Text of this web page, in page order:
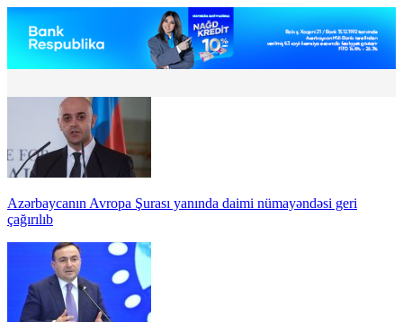
Azərbaycanın Avropa Şurası yanında daimi nümayəndəsi geri
çağırılıb